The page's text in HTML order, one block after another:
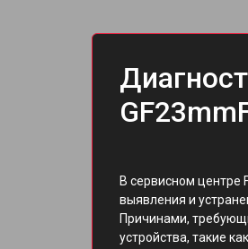
В сервисном центре
выявления и
Причинами,
устройства, такие